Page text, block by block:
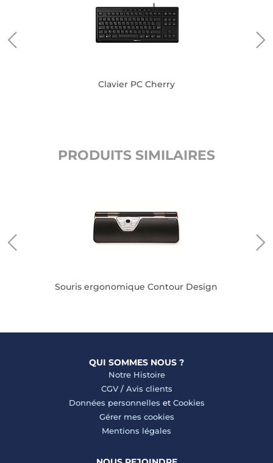
Clavier PC Cherry
PRODUITS SIMILAIRES
Souris ergonomique Contour Design
QUI SOMMES NOUS ?
Notre Histoire
CGV/ Avis clients
Données personnelles et Cookies
Gérer mes cookies
Mentions légales